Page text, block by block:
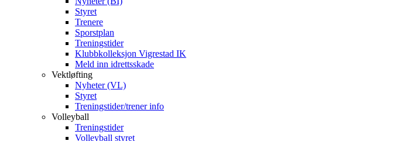
Styret
Trenere
Sporstplan
Treningstider
Klubbkolleksjon Vigrestad IK
Meld inn idrettsskade
Vektløfting
Nyheter (VL)
Styret
Treningstider/trener info
Volleyball
Treningstider
Volleyball styret